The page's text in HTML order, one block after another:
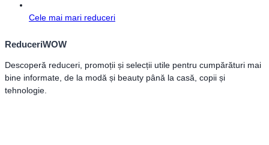
Cele mai mari reduceri
ReduceriWOW
Descoperă reduceri, promoții și selecții utile pentru cumpărături mai
bine informate, de la modă și beauty până la casă, copii și
tehnologie.